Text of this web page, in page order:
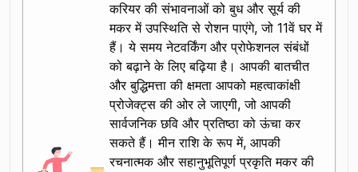
करियर की संभावनाओं को बुध और सूर्य की
मकर में उपस्थिति से रोशन पाएंगे, जो 11वें घर में
हैं। ये समय नेटवर्किंग और प्रोफेशनल संबंधों
को बढ़ाने के लिए बढ़िया है। आपकी बातचीत
और बुद्धिमत्ता की क्षमता आपको महत्वाकांक्षी
प्रोजेक्ट्स की ओर ले जाएगी, जो आपकी
सार्वजनिक छवि और प्रतिष्ठा को ऊंचा कर
सकते हैं। मीन राशि के रूप में, आपकी
रचनात्मक और सहानुभूतिपूर्ण प्रकृति मकर की